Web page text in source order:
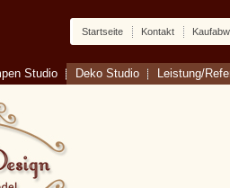
Kontakt
Startseite
Studio Deko Studio Leistung/